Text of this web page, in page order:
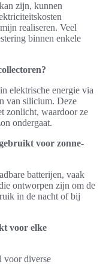
zijn, kunnen
realiseren. Veel
binnen enkele
elektrische energie via
van silicium. Deze
zonlicht, waardoor ze
ondergaat.
voor zonne-
batterijen, vaak
ontworpen zijn om de
in de nacht of bij
voor elke
voor diverse